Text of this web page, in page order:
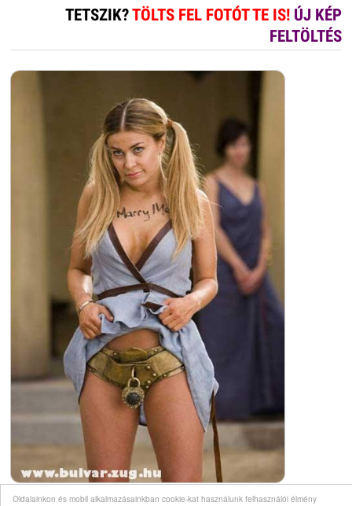
Oldalainkon és mobil alkalmazásainkban cookie-kat használunk felhasználói élmény
TETSZIK?TÖLTS FEL FOTÓT TE IS! ÚJ KÉP
FELTÖLTÉS